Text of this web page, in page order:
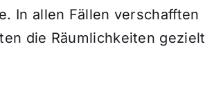
In allen Fällen verschafften
die Räumlichkeiten gezielt